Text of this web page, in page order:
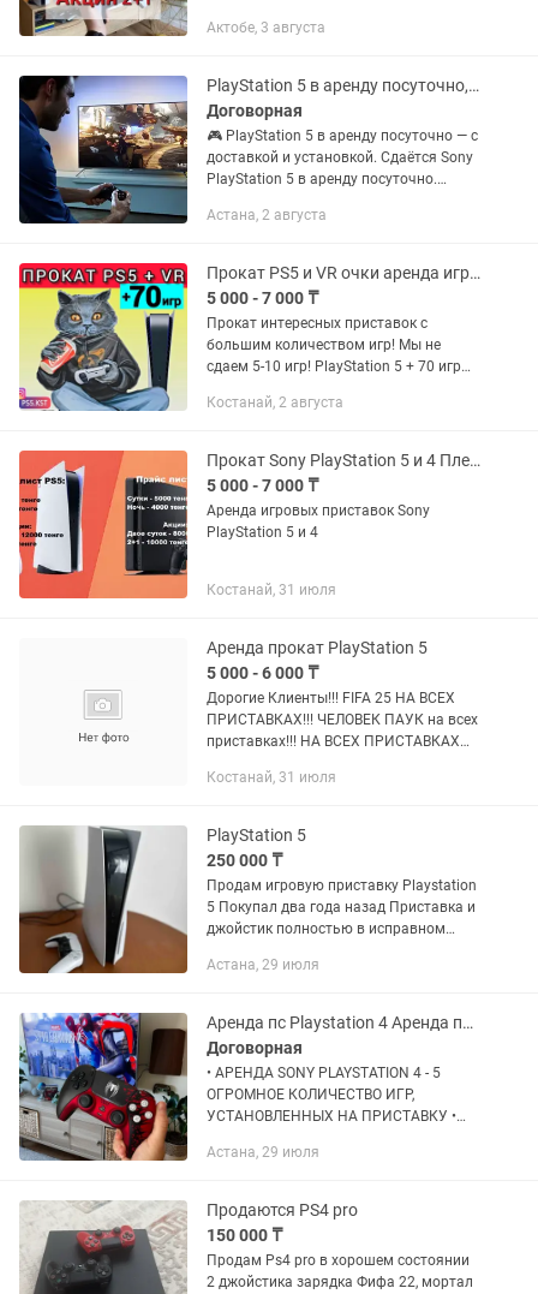
джойстики +1000тг/шт Сити, жилянка,
Актобе, 3 августа
PlayStation 5 в аренду посуточно, помесячно с доставкой и установкой
Договорная
🎮 PlayStation 5 в аренду посуточно — с
доставкой и установкой. Сдаётся Sony
PlayStation 5 в аренду посуточно.
друзьями • семейных вечеров •
Астана, 2 августа
Прокат PS5 и VR очки аренда игры сони джойстик fc26 пс4 пс5 pa4 PlayStation
5 000 - 7 000 ₸
Прокат интересных приставок с
большим количеством игр! Мы не
сдаем 5-10 игр! PlayStation 5 + 70 игр
Виртуальная реальность Meta Quest 3
Костанай, 2 августа
Прокат Sony PlayStation 5 и 4 Плейстейшен
5 000 - 7 000 ₸
Аренда игровых приставок Sony
PlayStation 5 и 4
Костанай, 31 июля
Аренда прокат PlayStation 5
5 000 - 6 000 ₸
Дорогие Клиенты!!! FIFA 25 НА ВСЕХ
ПРИСТАВКАХ!!! ЧЕЛОВЕК ПАУК на всех
приставках!!! НА ВСЕХ ПРИСТАВКАХ
предложить вам в аренду приставки
Костанай, 31 июля
PlayStation 5
250 000 ₸
Продам игровую приставку Playstation
5 Покупал два года назад Приставка и
джойстик полностью в исправном
ремонте не была, все пломбы на месте
Астана, 29 июля
Аренда пс Playstation 4 Аренда пс5 Playstation 5 прокат джойстик
Договорная
• АРЕНДА SONY PLAYSTATION 4 - 5
ОГРОМНОЕ КОЛИЧЕСТВО ИГР,
УСТАНОВЛЕННЫХ НА ПРИСТАВКУ •
КОНТРОЛЛЕРЫ в отличном состоянии!
Астана, 29 июля
Продаются PS4 pro
150 000 ₸
Продам Ps4 pro в хорошем состоянии
2 джойстика зарядка Фифа 22, мортал